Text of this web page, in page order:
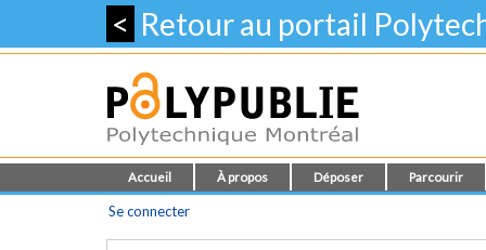
< Retour au portail
Accueil À propos Déposer Parcourir
Se connecter